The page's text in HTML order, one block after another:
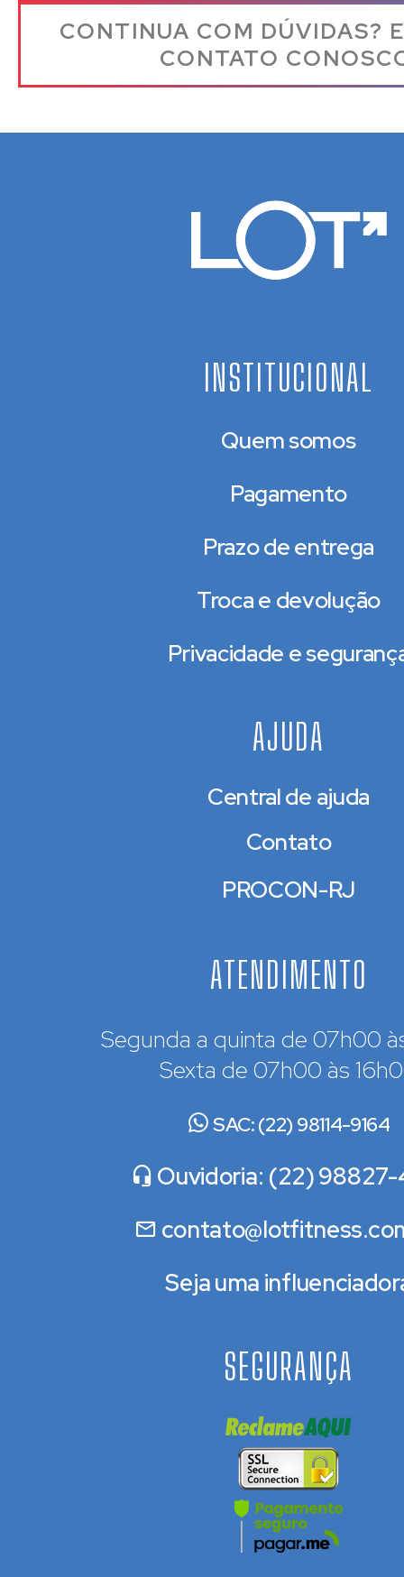
CONTINUA COM DÚVIDAS?
CONTATO
INSTITUCIONAL
Quem somos
Pagamento
Prazo de entrega
Troca e devolução
Privacidade e
AJUDA
Central de ajuda
Contato
PROCON-RJ
ATENDIMENTO
Segunda a quinta de 07h00
Sexta de 07h00 às
SAC: (22) 98114-9164
Ouvidoria: (22) 98827-
Seja uma
SEGURANÇA